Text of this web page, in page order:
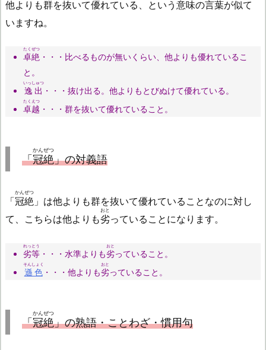
他よりも群を抜いて優れている、という意味の言葉が似て
いますね。
卓絶
たくぜつ
・・・比べるものが無いくらい、他よりも優れているこ
と。
逸出
いっしゅつ
・・・抜け出る。他よりもとびぬけて優れている。
卓越
たくえつ
・・・群を抜いて優れていること。
「冠絶
かんぜつ
」の対義語
「冠絶
かんぜつ
」は他よりも群を抜いて優れていることなのに対し
て、こちらは他よりも劣
おと
っていることになります。
劣等
れっとう
・・・水準よりも劣
おと
っていること。
遜色
そんしょく
・・・他よりも劣
おと
っていること。
「冠絶
かんぜつ
」の熟語・ことわざ・慣用句